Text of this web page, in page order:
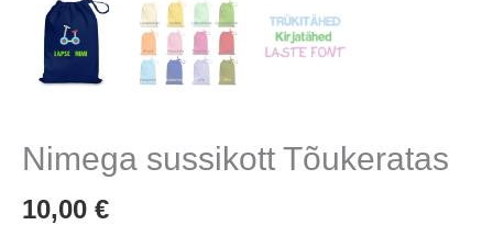
Nimega sussikott Tõukeratas
10,00 €